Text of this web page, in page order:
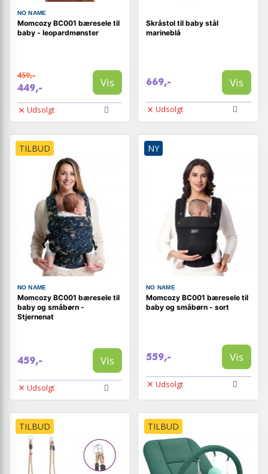
NO NAME
Momcozy BC001 bæresele til
baby - leopardmønster
459,-
449,- Vis
Udsolgt
Skråstol til baby stål
marineblå
669,- Vis
Udsolgt
TILBUD
NO NAME
Momcozy BC001 bæresele til
baby og småbørn -
Stjernenat
459,- Vis
Udsolgt
NY
NO NAME
Momcozy BC001 bæresele til
baby og småbørn - sort
559,- Vis
Udsolgt
TILBUD TILBUD